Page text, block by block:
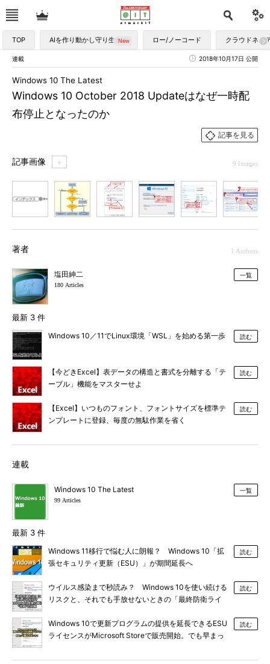
TOP AIを作り動かし守り生かす ロー/ノーコード クラウドネイ
連載 2018年10月17日 公開
Windows 10 October 2018 Updateはなぜ一時配
布停止となったのか
Windows 10 The Latest
記事を見る
記事画像 ＋ 9 Images
著者 1 Authors
塩田紳二
180 Articles
一覧
最新 3 件
Windows 10／11でLinux環境「WSL」を始める第一歩 読む
【今どきExcel】表データの構造と書式を分離する「テ
ーブル」機能をマスターせよ
読む
【Excel】いつものフォント、フォントサイズを標準テ
ンプレートに登録、毎度の無駄作業を省く
読む
連載
Windows 10 The Latest
99 Articles
一覧
最新 3 件
Windows 11移行で悩む人に朗報？ Windows 10「拡
張セキュリティ更新（ESU）」が期間延長へ
読む
ウイルス感染まで秒読み？ Windows 10を使い続ける
リスクと、それでも手放せないときの「最終防衛ライ
読む
Windows 10で更新プログラムの提供を延長できるESU
ライセンスがMicrosoft Storeで販売開始。でも早まっ
読む